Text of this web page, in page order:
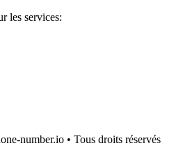
les services:
number.io • Tous droits réservés